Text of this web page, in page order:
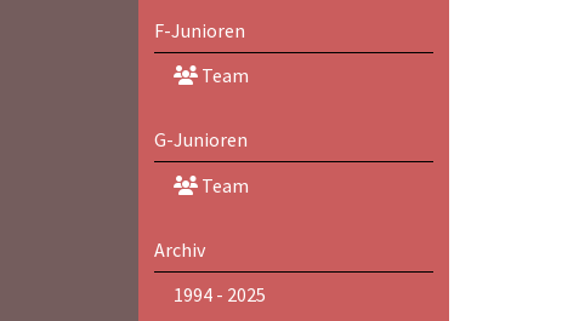
F-Junioren
Team
G-Junioren
Team
Archiv
1994 - 2025